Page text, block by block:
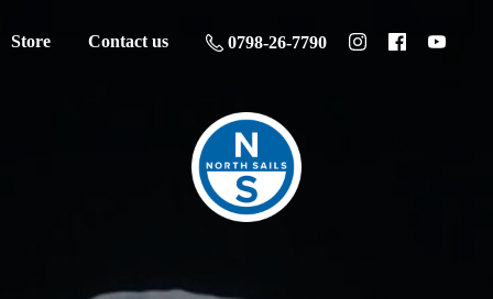
Store Contact us 0798-26-7790